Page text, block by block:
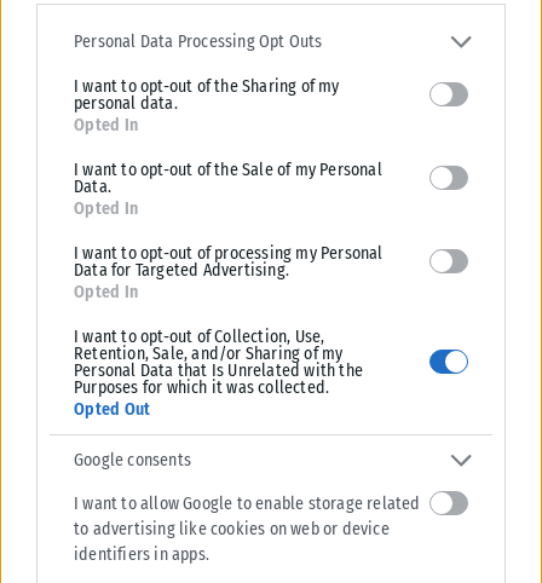
Please note that this website/app uses one or more Google
services and may gather and store information including but not
deny consent to Google and its third-party tags to use your data
for below specified purposes in below Google consent section.
Personal Data Processing Opt Outs
I want to opt-out of the Sharing of my
personal data.
Opted In
I want to opt-out of the Sale of my Personal
Data.
Opted In
I want to opt-out of processing my Personal
Data for Targeted Advertising.
Opted In
I want to opt-out of Collection, Use,
Retention, Sale, and/or Sharing of my
Personal Data that Is Unrelated with the
Purposes for which it was collected.
Opted Out
Google consents
I want to allow Google to enable storage related
to advertising like cookies on web or device
identifiers in apps.
Tα αποτελέσματα στα άλλα τρία ζευγάρια των πλέι οφ της
(1) ΟΛΥΜΠΙΑΚΟΣ – (8) ΜΟΝΑΚΟ
Game 1: ΟΛΥΜΠΙΑΚΟΣ – Μονακό (Μονακό) 91-70 (1-0)
Game 2: ΟΛΥΜΠΙΑΚΟΣ – Μονακό (Μονακό) 94-64 (2-0)
Game 3: Μονακό (Μονακό) – ΟΛΥΜΠΙΑΚΟΣ 82-105 (0-3)
(3) ΡΕΑΛ ΜΑΔΡΙΤΗΣ – (6) ΧΑΠΟΕΛ ΤΕΛ ΑΒΙΒ
Game 1: Ρεάλ Μαδρίτης (Ισπανία) – Χάποελ Τελ Αβίβ (Ισραήλ)
86-82 (1-0)
Game 2: Ρεάλ Μαδρίτης (Ισπανία) – Χάποελ Τελ Αβίβ (Ισραήλ)
102-75 (2-0)
Game 3: Χάποελ Τελ Αβίβ (Ισραήλ) – Ρεάλ Μαδρίτης (Ισπανία)